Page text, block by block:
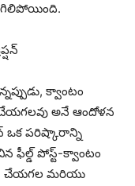
క్వాంటం
చేయగలవు అనే ఆందోళన
ఒక పరిష్కారాన్ని
ఫీల్డ్ పోస్ట్-క్వాంటం
రన్ చేయగల మరియు